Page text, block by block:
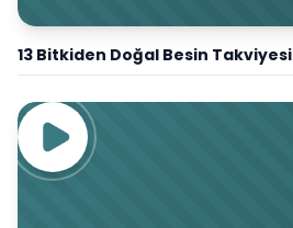
13 Bitkiden Doğal Besin Takviyesi